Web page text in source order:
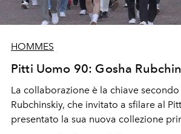
HOMMES
Pitti Uomo 90: Gosha
La collaborazione è la chiave secondo
Rubchinskiy, che invitato a sfilare al
presentato la sua nuova collezione